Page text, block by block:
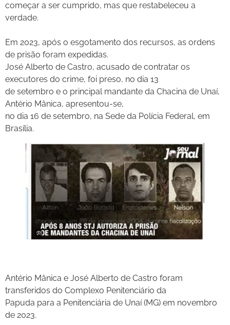
começar a ser cumprido, mas que restabeleceu a
verdade.
Em 2023, após o esgotamento dos recursos, as ordens
de prisão foram expedidas.
José Alberto de Castro, acusado de contratar os
executores do crime, foi preso, no dia 13
de setembro e o principal mandante da Chacina de Unaí,
Antério Mânica, apresentou-se,
no dia 16 de setembro, na Sede da Polícia Federal, em
Brasília.
Antério Mânica e José Alberto de Castro foram
transferidos do Complexo Penitenciário da
Papuda para a Penitenciária de Unaí (MG) em novembro
de 2023.